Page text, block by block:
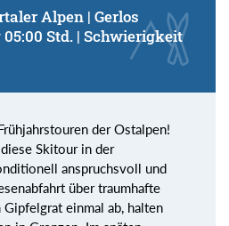
Alpen | Gerlos
05:00 Std. | Schwierigkeit
der Ostalpen!
Skitour in der
anspruchsvoll und
über traumhafte
einmal ab, halten